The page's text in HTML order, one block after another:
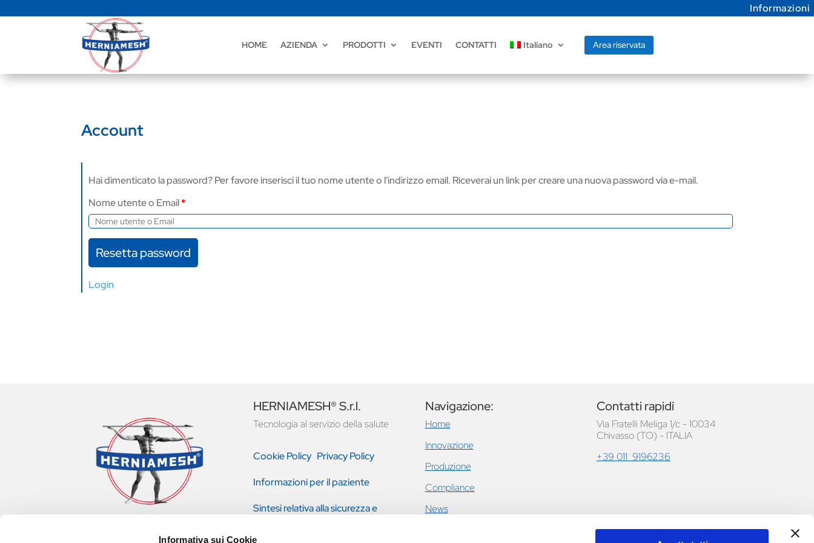
Informativa sui Cookie
Informazioni
HOME AZIENDA PRODOTTI EVENTI CONTATTI Italiano Area riservata
Account
Hai dimenticato la password? Per favore inserisci il tuo nome utente o l'indirizzo email. Riceverai un link per creare una nuova password via e-mail.
Nome utente o Email*
Resetta password
Login
HERNIAMESH® S.r.l.
Tecnologia al servizio della salute
Cookie Policy Privacy Policy
Informazioni per il paziente
Sintesi relativa alla sicurezza e
Navigazione:
Home
Innovazione
Produzione
Compliance
News
Contatti rapidi
Via Fratelli Meliga 1/c - 10034
Chivasso (TO) - ITALIA
+39 011 9196236